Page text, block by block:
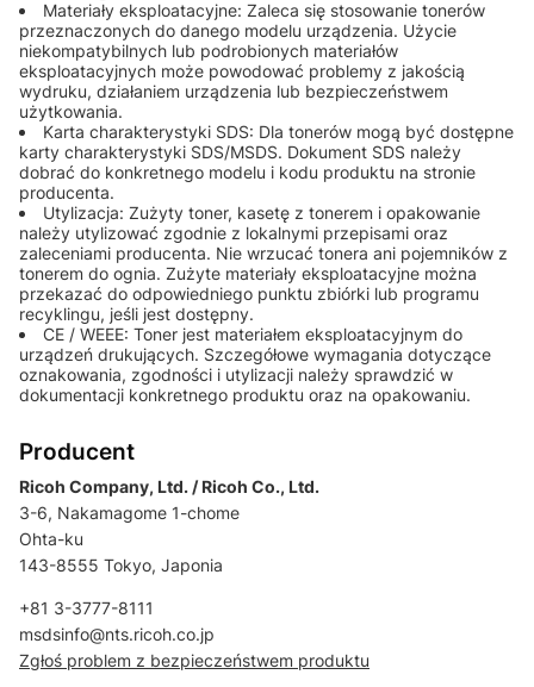
Materiały eksploatacyjne: Zaleca się stosowanie tonerów
przeznaczonych do danego modelu urządzenia. Użycie
niekompatybilnych lub podrobionych materiałów
eksploatacyjnych może powodować problemy z jakością
wydruku, działaniem urządzenia lub bezpieczeństwem
użytkowania.
Karta charakterystyki SDS: Dla tonerów mogą być dostępne
karty charakterystyki SDS/MSDS. Dokument SDS należy
dobrać do konkretnego modelu i kodu produktu na stronie
producenta.
Utylizacja: Zużyty toner, kasetę z tonerem i opakowanie
należy utylizować zgodnie z lokalnymi przepisami oraz
zaleceniami producenta. Nie wrzucać tonera ani pojemników z
tonerem do ognia. Zużyte materiały eksploatacyjne można
przekazać do odpowiedniego punktu zbiórki lub programu
recyklingu, jeśli jest dostępny.
CE / WEEE: Toner jest materiałem eksploatacyjnym do
urządzeń drukujących. Szczegółowe wymagania dotyczące
oznakowania, zgodności i utylizacji należy sprawdzić w
dokumentacji konkretnego produktu oraz na opakowaniu.
Producent
Ricoh Company, Ltd. / Ricoh Co., Ltd.
3-6, Nakamagome 1-chome
Ohta-ku
143-8555 Tokyo, Japonia
+81 3-3777-8111
msdsinfo@nts.ricoh.co.jp
Zgłoś problem z bezpieczeństwem produktu